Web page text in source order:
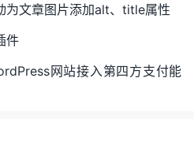
为文章图片添加alt、title属性
件
网站接入第四方支付能